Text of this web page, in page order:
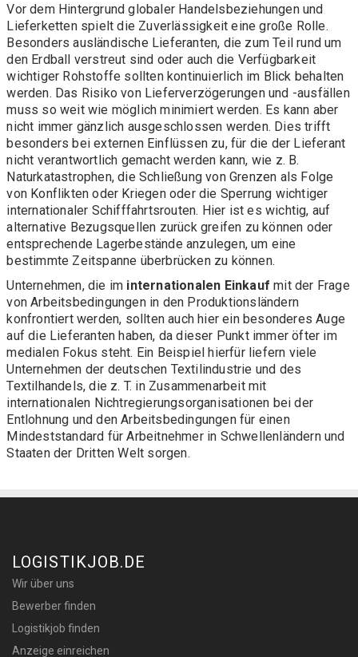
Vor dem Hintergrund globaler Handelsbeziehungen und
Lieferketten spielt die Zuverlässigkeit eine große Rolle.
Besonders ausländische Lieferanten, die zum Teil rund um
den Erdball verstreut sind oder auch die Verfügbarkeit
wichtiger Rohstoffe sollten kontinuierlich im Blick behalten
werden. Das Risiko von Lieferverzögerungen und -ausfällen
muss so weit wie möglich minimiert werden. Es kann aber
nicht immer gänzlich ausgeschlossen werden. Dies trifft
besonders bei externen Einflüssen zu, für die der Lieferant
nicht verantwortlich gemacht werden kann, wie z. B.
Naturkatastrophen, die Schließung von Grenzen als Folge
von Konflikten oder Kriegen oder die Sperrung wichtiger
internationaler Schifffahrtsrouten. Hier ist es wichtig, auf
alternative Bezugsquellen zurück greifen zu können oder
entsprechende Lagerbestände anzulegen, um eine
bestimmte Zeitspanne überbrücken zu können.
Unternehmen, die im internationalen Einkauf mit der Frage
von Arbeitsbedingungen in den Produktionsländern
konfrontiert werden, sollten auch hier ein besonderes Auge
auf die Lieferanten haben, da dieser Punkt immer öfter im
medialen Fokus steht. Ein Beispiel hierfür liefern viele
Unternehmen der deutschen Textilindustrie und des
Textilhandels, die z. T. in Zusammenarbeit mit
internationalen Nichtregierungsorganisationen bei der
Entlohnung und den Arbeitsbedingungen für einen
Mindeststandard für Arbeitnehmer in Schwellenländern und
Staaten der Dritten Welt sorgen.
LOGISTIKJOB.DE
Wir über uns
Bewerber finden
Logistikjob finden
Anzeige einreichen